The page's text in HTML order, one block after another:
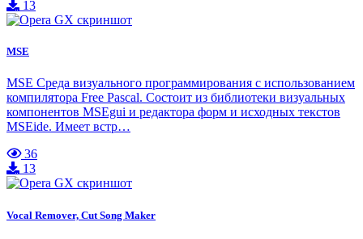
13
MSE
MSE Среда визуального программирования с использованием
компилятора Free Pascal. Состоит из библиотеки визуальных
компонентов MSEgui и редактора форм и исходных текстов
MSEide. Имеет встр…
36
13
Vocal Remover, Cut Song Maker